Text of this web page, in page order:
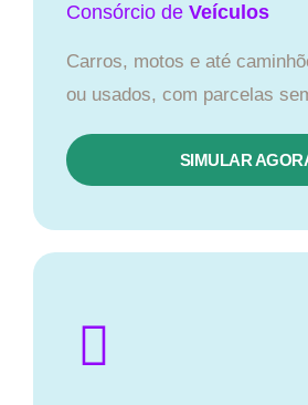
Consórcio de Veículos
Carros, motos e até
ou usados, com parcelas
SIMULAR